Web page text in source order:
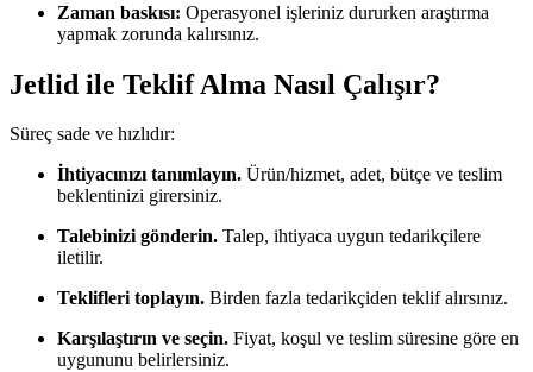
Zaman baskısı: Operasyonel işleriniz dururken araştırma
yapmak zorunda kalırsınız.
Jetlid ile Teklif Alma Nasıl Çalışır?
Süreç sade ve hızlıdır:
İhtiyacınızı tanımlayın. Ürün/hizmet, adet, bütçe ve teslim
beklentinizi girersiniz.
Talebinizi gönderin. Talep, ihtiyaca uygun tedarikçilere
iletilir.
Teklifleri toplayın. Birden fazla tedarikçiden teklif alırsınız.
Karşılaştırın ve seçin. Fiyat, koşul ve teslim süresine göre en
uygununu belirlersiniz.